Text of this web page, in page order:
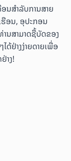
ນສຳລັບການສາຍ
ຮືອນ, ອຸປະກອນ
ນສາມາດຊື້ບັດຂອງ
ຢ່າງງ່າຍດາຍເພື່ອ
າງ!